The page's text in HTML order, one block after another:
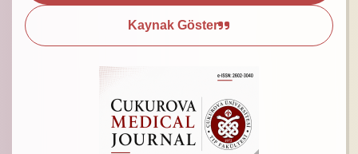
Kaynak Göster